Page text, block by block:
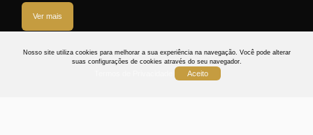
3
Nosso site utiliza cookies para melhorar a sua experiência na navegação. Você pode alterar
suas configurações de cookies através do seu navegador.
Aceito
Ver mais